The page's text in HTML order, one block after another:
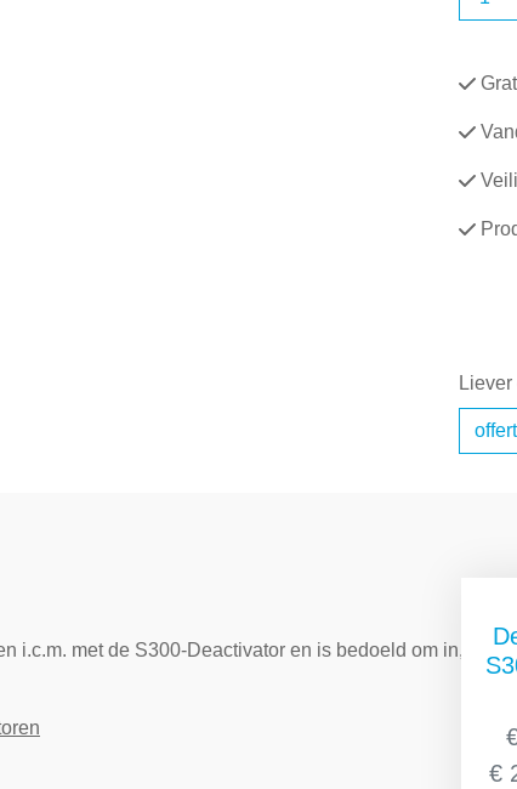
t.b.v.
S300
i.c.m. met de S300-Deactivator en is bedoeld om in, op
€